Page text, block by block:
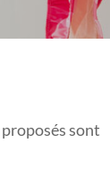
proposés sont